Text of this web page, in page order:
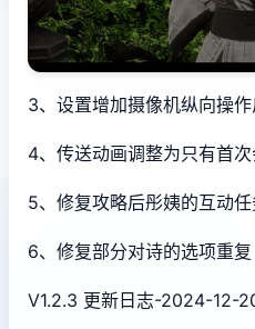
3、设置增加摄像机纵向操
4、传送动画调整为只有首
5、修复攻略后彤姨的互动
6、修复部分对诗的选项重复
V1.2.3 更新日志-2024-12-